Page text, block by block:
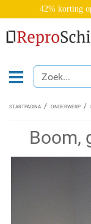
42% korting
STARTPAGINA ONDERWERP
Boom,